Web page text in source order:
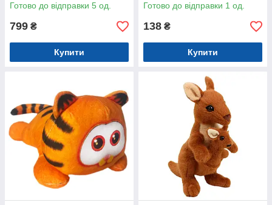
Готово до відправки 5 од.
799 ₴
Купити
Готово до відправки 1 од.
138 ₴
Купити